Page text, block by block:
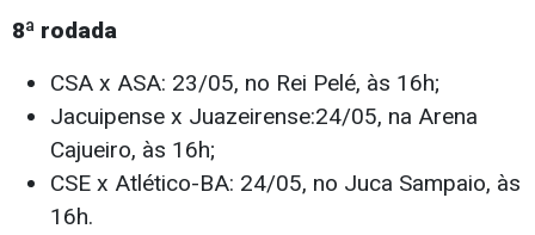
8ª rodada
CSA x ASA: 23/05, no Rei Pelé, às 16h;
Jacuipense x Juazeirense:24/05, na Arena
Cajueiro, às 16h;
CSE x Atlético-BA: 24/05, no Juca Sampaio, às
16h.